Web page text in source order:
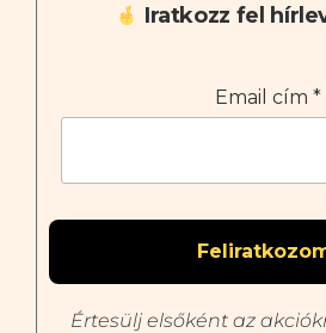
Iratkozz fel
Email cím *
Értesülj elsőként az